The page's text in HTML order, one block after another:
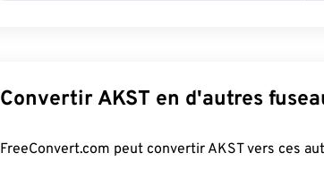
Convertir AKST en d'autres
FreeConvert.com peut convertir AKST vers ces